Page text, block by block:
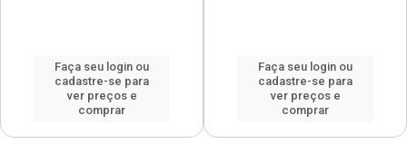
Faça seu login ou
cadastre-se para
ver preços e
comprar
Faça seu login ou
cadastre-se para
ver preços e
comprar